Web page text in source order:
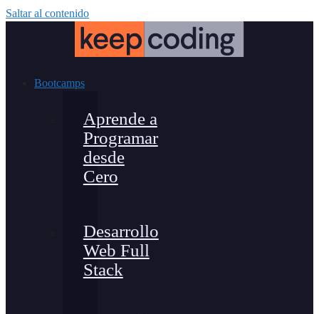
Saltar al contenido
Bootcamps
Aprende a
Programar
desde
Cero
Desarrollo
Web Full
Stack